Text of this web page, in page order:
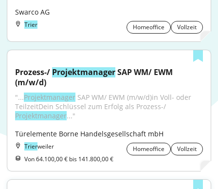
Swarco AG
Trier Homeoffice Vollzeit
Prozess-/ Projektmanager SAP WM/ EWM
(m/w/d)
"...Projektmanager SAP WM/ EWM (m/w/d)in Voll- oder
Projektmanager..."
Türelemente Borne Handelsgesellschaft mbH
Trierweiler Homeoffice
Vollzeit
Von 64.100,00 € bis 141.800,00 €